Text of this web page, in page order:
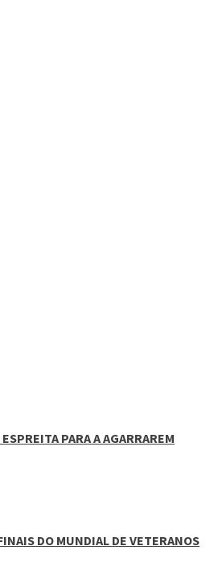
PARA A AGARRAREM
DO MUNDIAL DE VETERANOS